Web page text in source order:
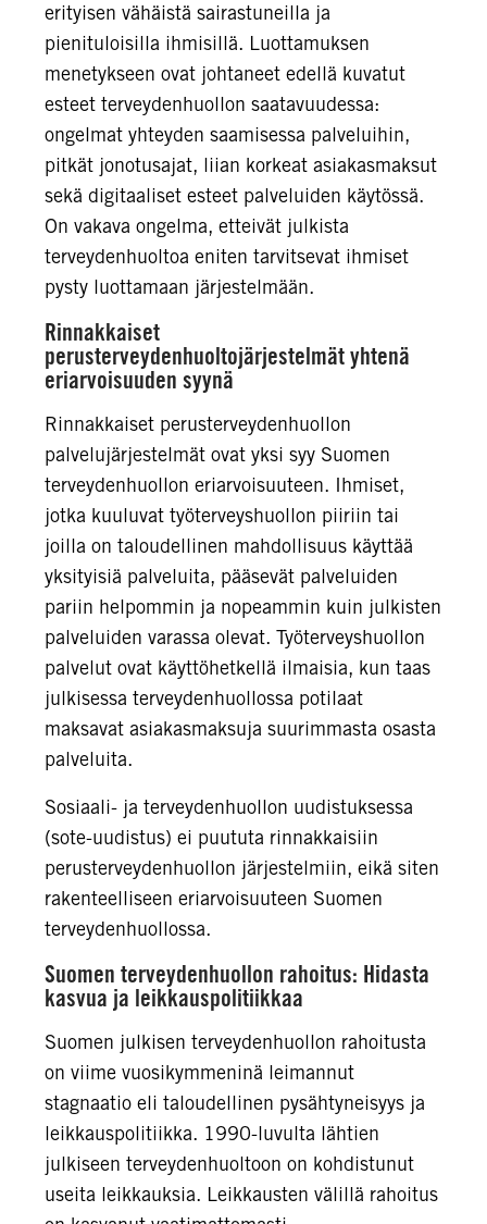
erityisen vähäistä sairastuneilla ja
pienituloisilla ihmisillä. Luottamuksen
menetykseen ovat johtaneet edellä kuvatut
esteet terveydenhuollon saatavuudessa:
ongelmat yhteyden saamisessa palveluihin,
pitkät jonotusajat, liian korkeat asiakasmaksut
sekä digitaaliset esteet palveluiden käytössä.
On vakava ongelma, etteivät julkista
terveydenhuoltoa eniten tarvitsevat ihmiset
pysty luottamaan järjestelmään.
Rinnakkaiset
perusterveydenhuoltojärjestelmät yhtenä
eriarvoisuuden syynä
Rinnakkaiset perusterveydenhuollon
palvelujärjestelmät ovat yksi syy Suomen
terveydenhuollon eriarvoisuuteen. Ihmiset,
jotka kuuluvat työterveyshuollon piiriin tai
joilla on taloudellinen mahdollisuus käyttää
yksityisiä palveluita, pääsevät palveluiden
pariin helpommin ja nopeammin kuin julkisten
palveluiden varassa olevat. Työterveyshuollon
palvelut ovat käyttöhetkellä ilmaisia, kun taas
julkisessa terveydenhuollossa potilaat
maksavat asiakasmaksuja suurimmasta osasta
palveluita.
Sosiaali- ja terveydenhuollon uudistuksessa
(sote-uudistus) ei puututa rinnakkaisiin
perusterveydenhuollon järjestelmiin, eikä siten
rakenteelliseen eriarvoisuuteen Suomen
terveydenhuollossa.
Suomen terveydenhuollon rahoitus: Hidasta
kasvua ja leikkauspolitiikkaa
Suomen julkisen terveydenhuollon rahoitusta
on viime vuosikymmeninä leimannut
stagnaatio eli taloudellinen pysähtyneisyys ja
leikkauspolitiikka. 1990-luvulta lähtien
julkiseen terveydenhuoltoon on kohdistunut
useita leikkauksia. Leikkausten välillä rahoitus